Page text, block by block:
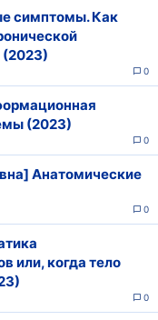
симптомы. Как
(2023)
0
(2023)
0
Анатомические
0
или, когда тело
0